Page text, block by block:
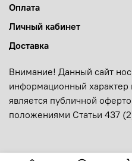
Оплата
Личный кабинет
Доставка
Внимание! Данный сайт
информационный характер
является публичной
положениями Статьи 437